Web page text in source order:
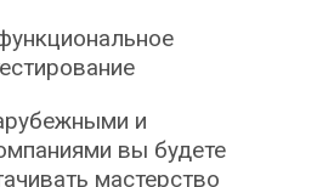
и
вы будете
мастерство